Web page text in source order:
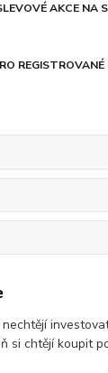
AKCE NA
si chtějí koupit